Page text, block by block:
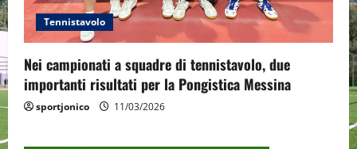
Tennistavolo
Nei campionati a squadre di tennistavolo, due
importanti risultati per la Pongistica Messina
sportjonico 11/03/2026